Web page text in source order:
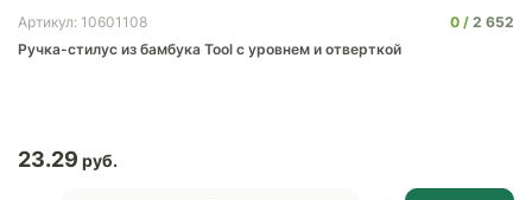
Артикул: 10601108 0
2 652
Ручка-стилус из бамбука Tool с уровнем и отверткой
23.29